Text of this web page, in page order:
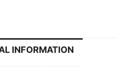
INFORMATION